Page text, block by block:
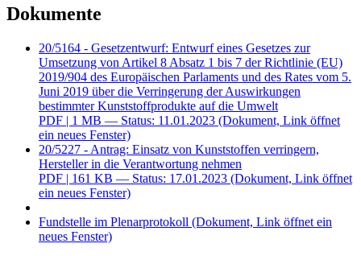
Dokumente
20/5164 - Gesetzentwurf: Entwurf eines Gesetzes zur
Umsetzung von Artikel 8 Absatz 1 bis 7 der Richtlinie (EU)
2019/904 des Europäischen Parlaments und des Rates vom 5.
Juni 2019 über die Verringerung der Auswirkungen
bestimmter Kunststoffprodukte auf die Umwelt
PDF | 1 MB — Status: 11.01.2023 (Dokument, Link öffnet
ein neues Fenster)
20/5227 - Antrag: Einsatz von Kunststoffen verringern,
Hersteller in die Verantwortung nehmen
PDF | 161 KB — Status: 17.01.2023 (Dokument, Link öffnet
ein neues Fenster)
Fundstelle im Plenarprotokoll (Dokument, Link öffnet ein
neues Fenster)